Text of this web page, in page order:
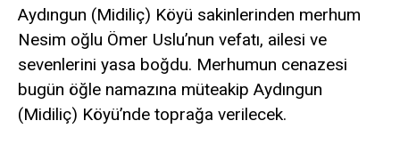
Aydıngun (Midiliç) Köyü sakinlerinden merhum
Nesim oğlu Ömer Uslu’nun vefatı, ailesi ve
sevenlerini yasa boğdu. Merhumun cenazesi
bugün öğle namazına müteakip Aydıngun
(Midiliç) Köyü’nde toprağa verilecek.